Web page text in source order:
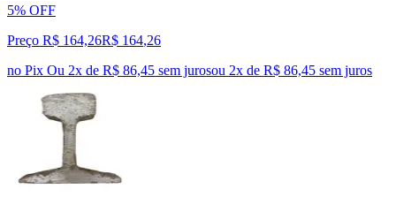
5% OFF
Preço R$ 164,26R$ 164,26
no Pix Ou 2x de R$ 86,45 sem jurosou 2x de R$ 86,45 sem juros